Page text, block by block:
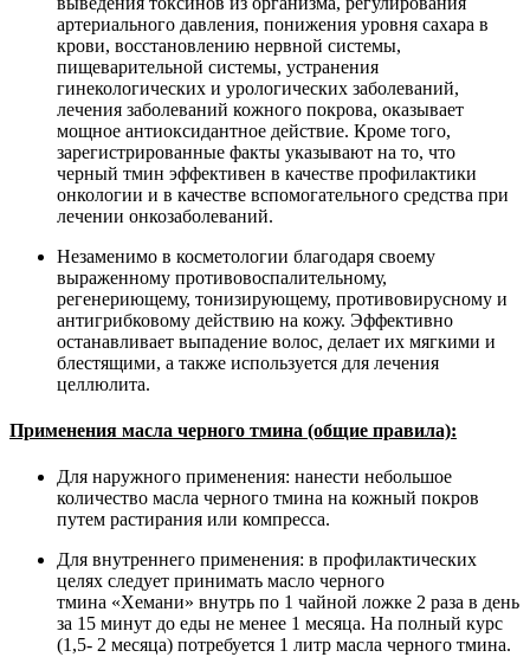
артериального давления, понижения уровня сахара в
крови, восстановлению нервной системы,
пищеварительной системы, устранения
гинекологических и урологических заболеваний,
лечения заболеваний кожного покрова, оказывает
мощное антиоксидантное действие. Кроме того,
зарегистрированные факты указывают на то, что
черный тмин эффективен в качестве профилактики
онкологии и в качестве вспомогательного средства при
лечении онкозаболеваний.
Незаменимо в косметологии благодаря своему
выраженному противовоспалительному,
регенериющему, тонизирующему, противовирусному и
антигрибковому действию на кожу. Эффективно
останавливает выпадение волос, делает их мягкими и
блестящими, а также используется для лечения
целлюлита.
Применения масла черного тмина (общие правила):
Для наружного применения: нанести небольшое
количество масла черного тмина на кожный покров
путем растирания или компресса.
Для внутреннего применения: в профилактических
целях следует принимать масло черного
тмина «Хемани» внутрь по 1 чайной ложке 2 раза в день
за 15 минут до еды не менее 1 месяца. На полный курс
(1,5- 2 месяца) потребуется 1 литр масла черного тмина.